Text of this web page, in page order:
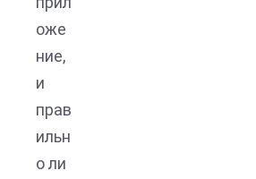
оже
ние,
и
прав
ильн
о ли